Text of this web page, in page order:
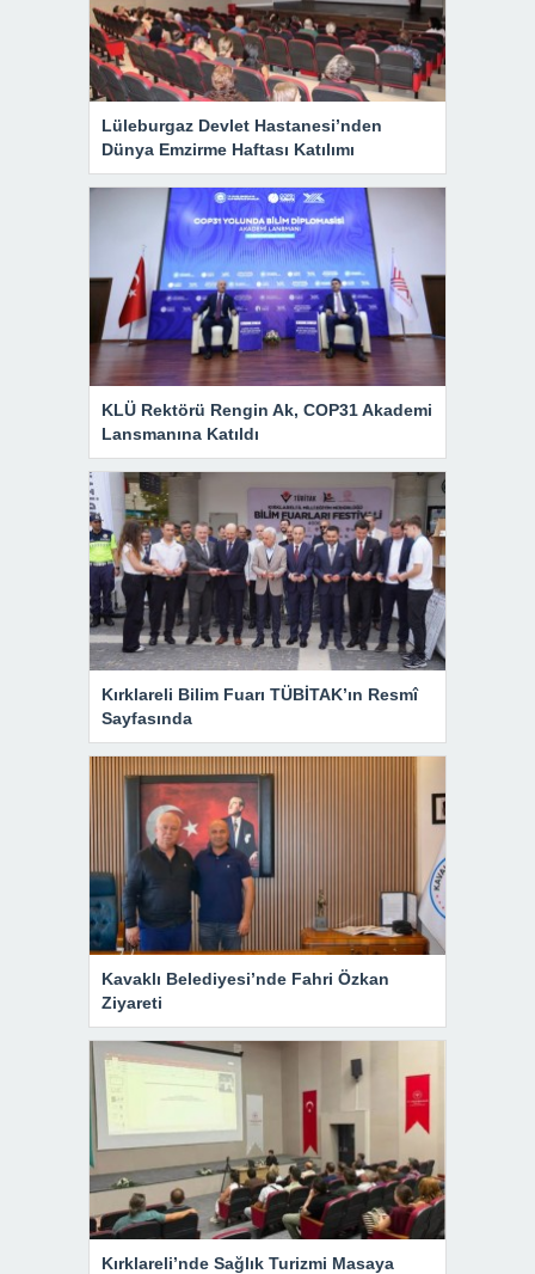
Lüleburgaz Devlet Hastanesi’nden
Dünya Emzirme Haftası Katılımı
KLÜ Rektörü Rengin Ak, COP31 Akademi
Lansmanına Katıldı
Kırklareli Bilim Fuarı TÜBİTAK’ın Resmî
Sayfasında
Kavaklı Belediyesi’nde Fahri Özkan
Ziyareti
Kırklareli’nde Sağlık Turizmi Masaya